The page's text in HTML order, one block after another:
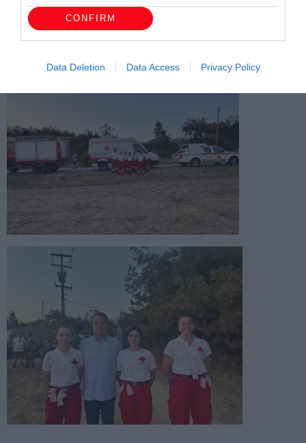
CONFIRM
Data Deletion Data Access Privacy Policy